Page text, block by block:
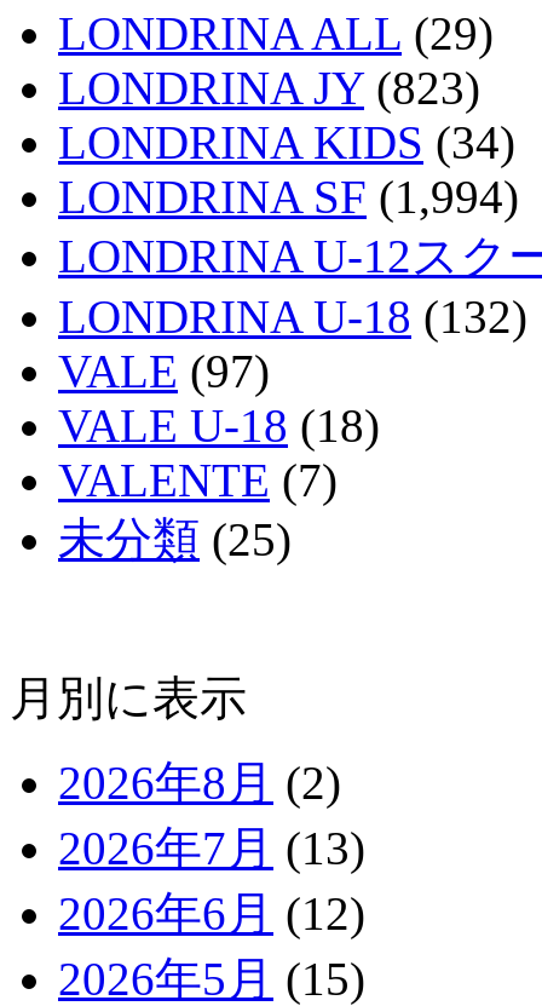
LONDRINA ALL (29)
LONDRINA JY(823)
LONDRINA KIDS (34)
LONDRINA SF (1,994)
LONDRINA U-12スク
LONDRINA U-18 (132)
VALE (97)
VALE U-18 (18)
VALENTE (7)
未分類 (25)
月別に表示
2026年8月 (2)
2026年7月 (13)
2026年6月 (12)
2026年5月 (15)